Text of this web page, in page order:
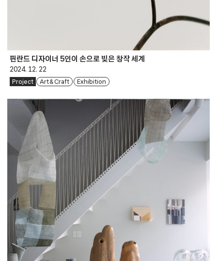
핀란드 디자이너 5인이 손으로 빚은 창작 세계
2024. 12. 22
Project Art & Craft Exhibition